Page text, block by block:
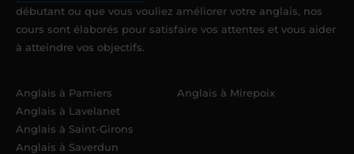
débutant ou que vous vouliez améliorer votre anglais, nos
cours sont élaborés pour satisfaire vos attentes et vous aider
à atteindre vos objectifs.
Anglais à Pamiers
Anglais à Lavelanet
Anglais à Saint-Girons
Anglais à Saverdun
Anglais à Mirepoix